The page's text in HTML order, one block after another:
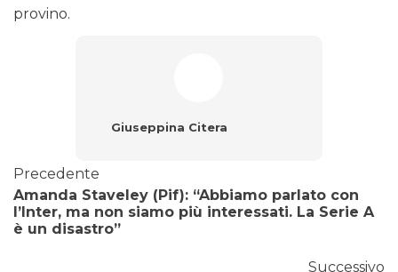
provino.
Giuseppina Citera
Precedente
Amanda Staveley (Pif): “Abbiamo parlato con
l’Inter, ma non siamo più interessati. La Serie A
è un disastro”
Successivo